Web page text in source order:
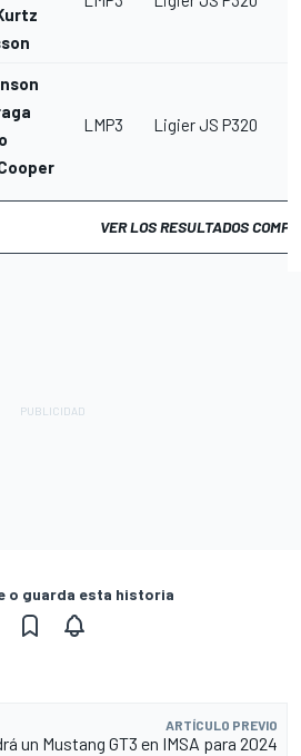
LMP3 Ligier JS P320
VER LOS RESULTADOS
o guarda esta historia
ARTÍCULO PREVIO
un Mustang GT3 en IMSA para 2024